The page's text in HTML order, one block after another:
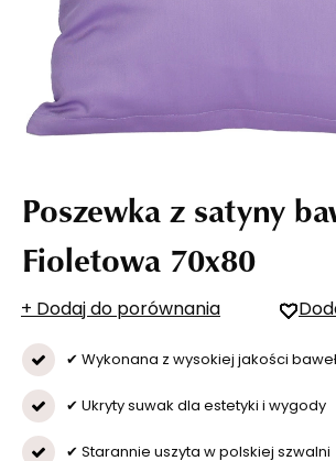
Poszewka z satyny
Fioletowa 70x80
+ Dodaj do porównania
✔ Wykonana z wysokiej jakości
✔ Ukryty suwak dla estetyki i wygody
✔ Starannie uszyta w polskiej szwalni